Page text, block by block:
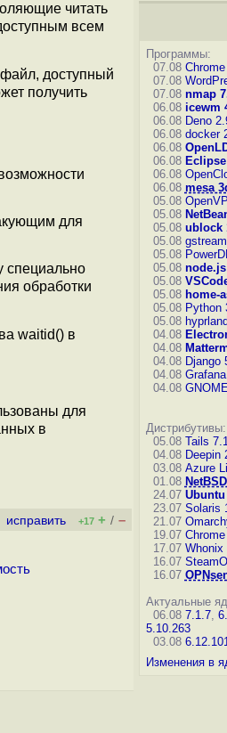
читать
всем
доступный
получить
для
специально
обработки
waitid() в
для
в
исправить +17 + / –
Программы:
07.08
07.08
07.08 nmap
06.08 icewm
06.08 Deno
06.08 docker
06.08
06.08
06.08
06.08 mesa
05.08
05.08
05.08 ublock
05.08
05.08
05.08
05.08
05.08 home-
05.08 Python
05.08
04.08
04.08
04.08 Django
04.08
04.08
Дистрибутивы:
05.08 Tails
04.08 Deepin
03.08 Azure
01.08
24.07 Ubuntu
23.07 Solaris
21.07
19.07
17.07 Whonix
16.07
16.07
Актуальные
06.08 7.1.7,
5.10.263
03.08
Изменения в